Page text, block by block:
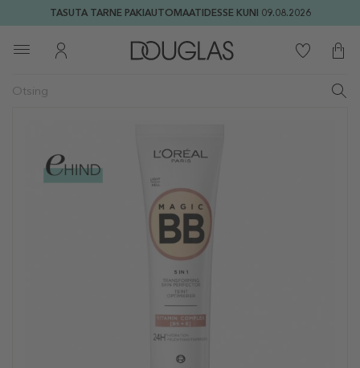
TASUTA TARNE PAKIAUTOMAATIDESSE KUNI 09.08.2026